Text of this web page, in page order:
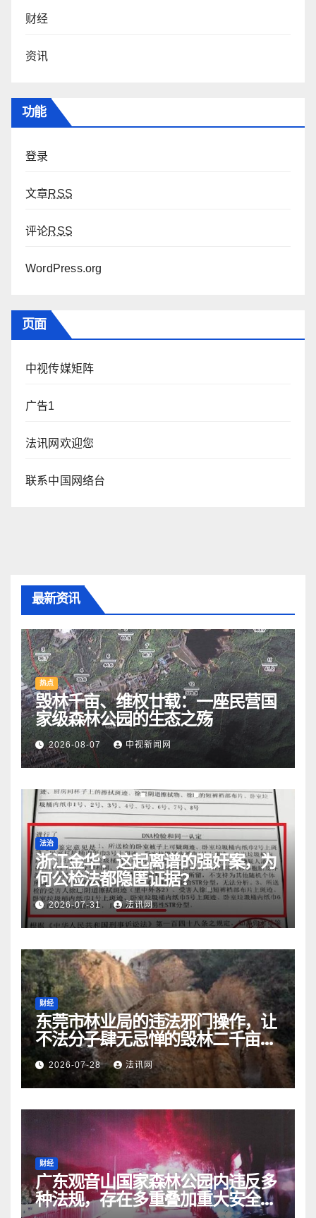
财经
资讯
功能
登录
文章RSS
评论RSS
WordPress.org
页面
中视传媒矩阵
广告1
法讯网欢迎您
联系中国网络台
最新资讯
热点
毁林千亩、维权廿载：一座民营国
家级森林公园的生态之殇
2026-08-07 中视新闻网
法治
浙江金华：​这起离谱的强奸案，为
何公检法都隐匿证据?
2026-07-31 法讯网
财经
东莞市林业局的违法邪门操作，让
不法分子肆无忌惮的毁林二千亩而
无人受处罚
2026-07-28 法讯网
财经
广东观音山国家森林公园内违反多
种法规，存在多重叠加重大安全风